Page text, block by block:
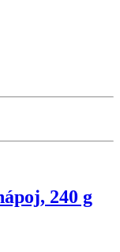
240 g